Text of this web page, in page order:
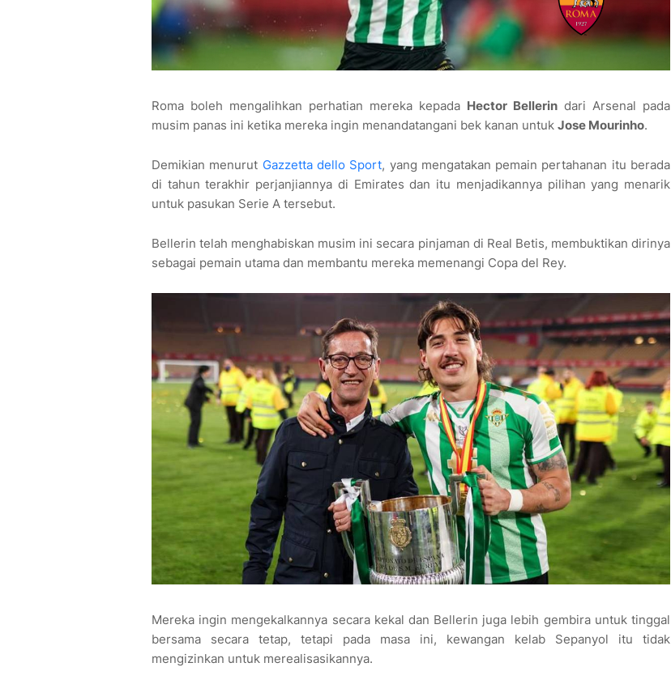
Roma boleh mengalihkan perhatian mereka kepada Hector Bellerin dari Arsenal pada
musim panas ini ketika mereka ingin menandatangani bek kanan untuk Jose Mourinho.
Demikian menurut Gazzetta dello Sport, yang mengatakan pemain pertahanan itu berada
di tahun terakhir perjanjiannya di Emirates dan itu menjadikannya pilihan yang menarik
untuk pasukan Serie A tersebut.
Bellerin telah menghabiskan musim ini secara pinjaman di Real Betis, membuktikan dirinya
sebagai pemain utama dan membantu mereka memenangi Copa del Rey.
Mereka ingin mengekalkannya secara kekal dan Bellerin juga lebih gembira untuk tinggal
bersama secara tetap, tetapi pada masa ini, kewangan kelab Sepanyol itu tidak
mengizinkan untuk merealisasikannya.